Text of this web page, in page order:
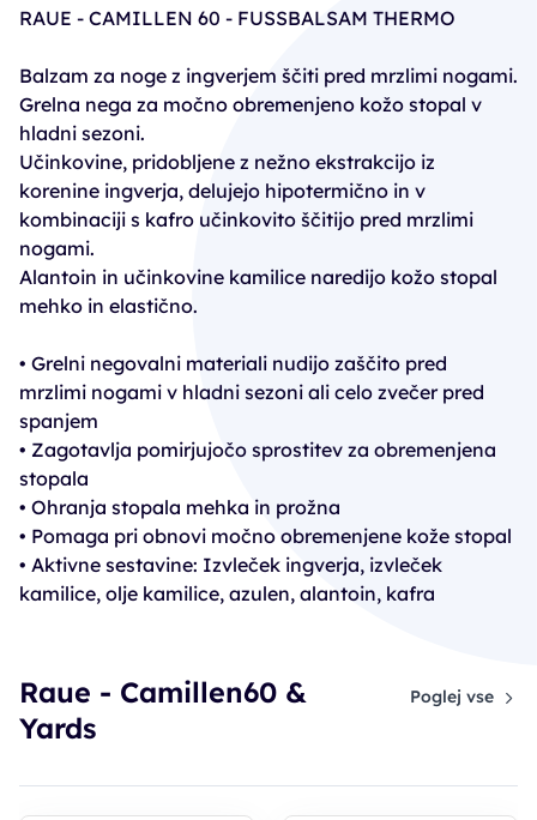
RAUE - CAMILLEN 60 - FUSSBALSAM THERMO
Balzam za noge z ingverjem ščiti pred mrzlimi nogami.
Grelna nega za močno obremenjeno kožo stopal v
hladni sezoni.
Učinkovine, pridobljene z nežno ekstrakcijo iz
korenine ingverja, delujejo hipotermično in v
kombinaciji s kafro učinkovito ščitijo pred mrzlimi
nogami.
Alantoin in učinkovine kamilice naredijo kožo stopal
mehko in elastično.
• Grelni negovalni materiali nudijo zaščito pred
mrzlimi nogami v hladni sezoni ali celo zvečer pred
spanjem
• Zagotavlja pomirjujočo sprostitev za obremenjena
stopala
• Ohranja stopala mehka in prožna
• Pomaga pri obnovi močno obremenjene kože stopal
• Aktivne sestavine: Izvleček ingverja, izvleček
kamilice, olje kamilice, azulen, alantoin, kafra
Raue - Camillen60 &
Yards
Poglej vse